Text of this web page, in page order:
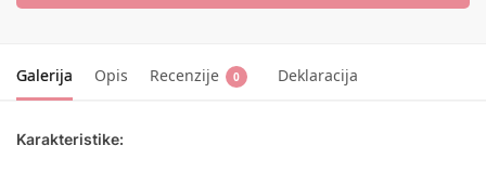
Galerija Opis Recenzije 0 Deklaracija
Karakteristike: